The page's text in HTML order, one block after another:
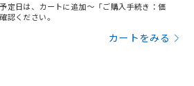
定日は、カートに追加～「ご購入手続き：価
認ください。
カートをみる